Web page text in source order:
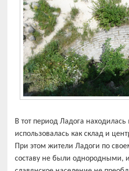
В тот период Ладога находилась
использовалась как склад и
При этом жители Ладоги по
составу не были однородными,